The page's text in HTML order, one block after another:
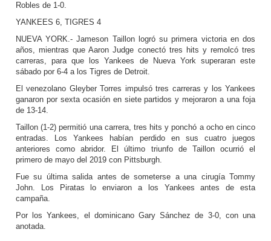
Robles de 1-0.
YANKEES 6, TIGRES 4
NUEVA YORK.- Jameson Taillon logró su primera victoria en dos
años, mientras que Aaron Judge conectó tres hits y remolcó tres
carreras, para que los Yankees de Nueva York superaran este
sábado por 6-4 a los Tigres de Detroit.
El venezolano Gleyber Torres impulsó tres carreras y los Yankees
ganaron por sexta ocasión en siete partidos y mejoraron a una foja
de 13-14.
Taillon (1-2) permitió una carrera, tres hits y ponchó a ocho en cinco
entradas. Los Yankees habían perdido en sus cuatro juegos
anteriores como abridor. El último triunfo de Taillon ocurrió el
primero de mayo del 2019 con Pittsburgh.
Fue su última salida antes de someterse a una cirugía Tommy
John. Los Piratas lo enviaron a los Yankees antes de esta
campaña.
Por los Yankees, el dominicano Gary Sánchez de 3-0, con una
anotada.